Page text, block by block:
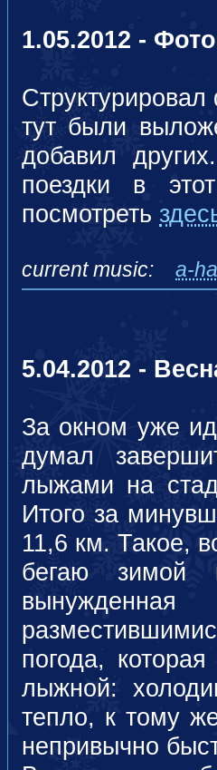
1.05.2012 -
тут были
добавил
поездки в
посмотреть
current music: a-
5.04.2012 -
За окном уже
думал
лыжами на
Итого за
11,6 км. Такое,
бегаю зимой
погода,
лыжной:
тепло, к тому
непривычно